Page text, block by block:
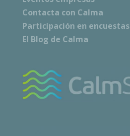
Contacta con Calma
Participación en encuestas
El Blog de Calma